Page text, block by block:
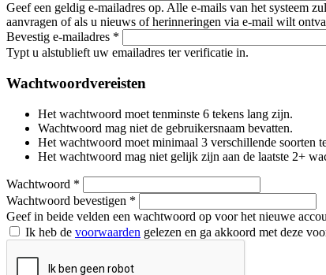
Geef een geldig e-mailadres op. Alle e-mails van het systeem
aanvragen of als u nieuws of herinneringen via e-mail wilt
Bevestig e-mailadres *
Typt u alstublieft uw emailadres ter verificatie in.
Wachtwoordvereisten
Het wachtwoord moet tenminste 6 tekens lang zijn.
Wachtwoord mag niet de gebruikersnaam bevatten.
Het wachtwoord moet minimaal 3 verschillende soorten
Het wachtwoord mag niet gelijk zijn aan de laatste 2+
Wachtwoord *
Wachtwoord bevestigen *
Geef in beide velden een wachtwoord op voor het nieuwe
Ik heb de voorwaarden gelezen en ga akkoord met deze